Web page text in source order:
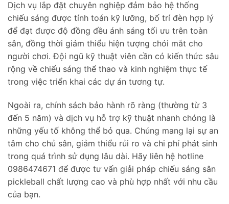
Dịch vụ lắp đặt chuyên nghiệp đảm bảo hệ thống
chiếu sáng được tính toán kỹ lưỡng, bố trí đèn hợp lý
để đạt được độ đồng đều ánh sáng tối ưu trên toàn
sân, đồng thời giảm thiểu hiện tượng chói mắt cho
người chơi. Đội ngũ kỹ thuật viên cần có kiến thức sâu
rộng về chiếu sáng thể thao và kinh nghiệm thực tế
trong việc triển khai các dự án tương tự.
Ngoài ra, chính sách bảo hành rõ ràng (thường từ 3
đến 5 năm) và dịch vụ hỗ trợ kỹ thuật nhanh chóng là
những yếu tố không thể bỏ qua. Chúng mang lại sự an
tâm cho chủ sân, giảm thiểu rủi ro và chi phí phát sinh
trong quá trình sử dụng lâu dài. Hãy liên hệ hotline
0986474671 để được tư vấn giải pháp chiếu sáng sân
pickleball chất lượng cao và phù hợp nhất với nhu cầu
của bạn.